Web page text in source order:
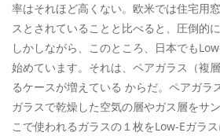
率はそれほど高くない。欧米では住宅用
スとされていることと比べると、圧倒的に
しかしながら、このところ、日本でも
始めています。それは、ペアガラス（複
るケースが増えている からだ。ペアガラ
ガラスで乾燥した空気の層やガス層をサ
こで使われるガラスの１枚をLow-Eガラ